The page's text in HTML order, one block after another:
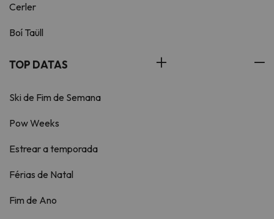
Cerler
Boí Taüll
TOP DATAS
Ski de Fim de Semana
Pow Weeks
Estrear a temporada
Férias de Natal
Fim de Ano